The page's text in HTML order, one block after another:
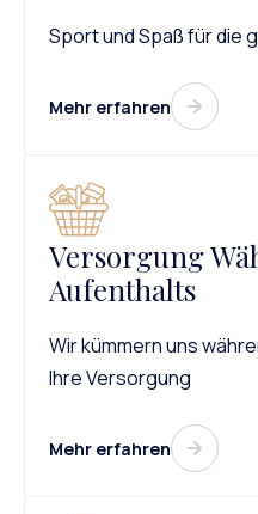
Sport und Spaß für die
Mehr erfahren
Versorgung
Aufenthalts
Wir kümmern uns
Ihre Versorgung
Mehr erfahren